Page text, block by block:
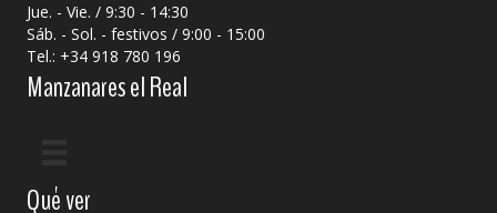
Jue. - Vie. / 9:30 - 14:30
Sáb. - Sol. - festivos / 9:00 - 15:00
Tel.: +34 918 780 196
Manzanares el Real
Qué ver